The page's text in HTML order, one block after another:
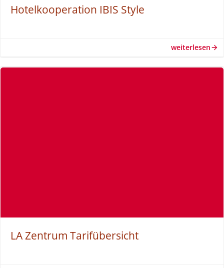
Hotelkooperation IBIS Style
weiterlesen
LA Zentrum Tarifübersicht